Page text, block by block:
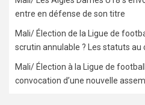
entre en défense de son titre
Mali/ Élection de la Ligue de
scrutin annulable ? Les statuts
Mali/ Élection à la Ligue de
convocation d’une nouvelle